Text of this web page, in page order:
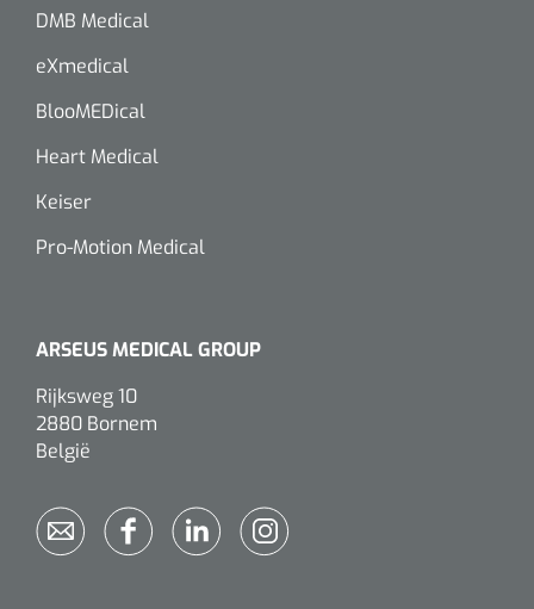
DMB Medical
eXmedical
BlooMEDical
Heart Medical
Keiser
Pro-Motion Medical
ARSEUS MEDICAL GROUP
Rijksweg 10
2880 Bornem
België